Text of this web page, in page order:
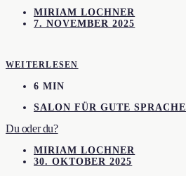
MIRIAM LOCHNER
7. NOVEMBER 2025
WEITERLESEN
6 MIN
SALON FÜR GUTE SPRACHE
Du oder du?
MIRIAM LOCHNER
30. OKTOBER 2025